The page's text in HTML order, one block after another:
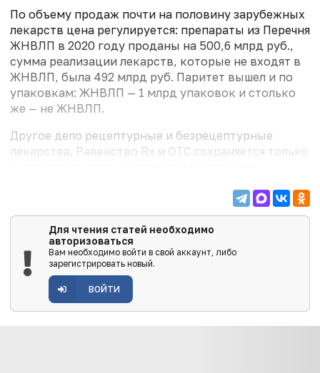
По объему продаж почти на половину зарубежных
лекарств цена регулируется: препараты из Перечня
ЖНВЛП в 2020 году проданы на 500,6 млрд руб.,
сумма реализации лекарств, которые не входят в
ЖНВЛП, была 492 млрд руб. Паритет вышел и по
упаковкам: ЖНВЛП — 1 млрд упаковок и столько
же — не ЖНВЛП.
Другое дело рецептурные и безрецептурные
лекарства. Равенство Rx и OTC сохраняется только
Для чтения статей необходимо
авторизоваться
Вам необходимо войти в свой аккаунт, либо
зарегистрировать новый.
ВОЙТИ